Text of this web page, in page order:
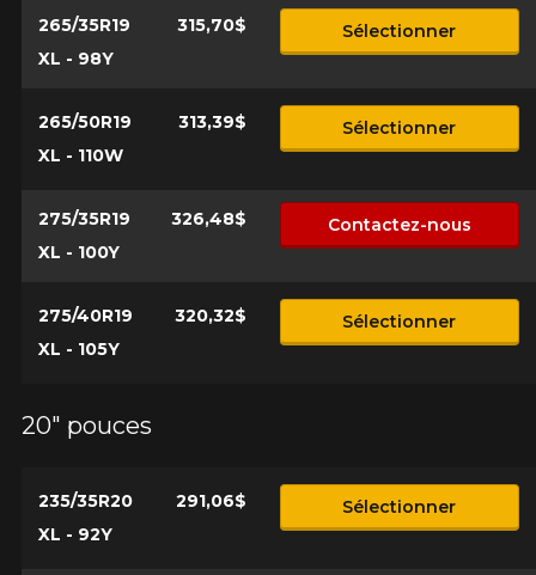
265/35R19
XL - 98Y
315,70$ Sélectionner
265/50R19
XL - 110W
313,39$ Sélectionner
275/35R19
XL - 100Y
326,48$ Contactez-nous
275/40R19
XL - 105Y
320,32$ Sélectionner
20" pouces
235/35R20
XL - 92Y
291,06$ Sélectionner